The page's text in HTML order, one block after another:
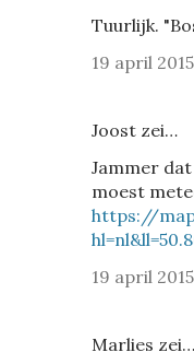
Tuurlijk.
19 april
Joost zei…
Jammer
moest
https://
19 april
Marlies zei…